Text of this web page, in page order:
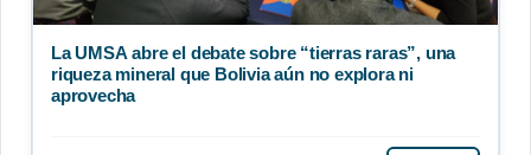
La UMSA abre el debate sobre “tierras raras”, una
riqueza mineral que Bolivia aún no explora ni
aprovecha